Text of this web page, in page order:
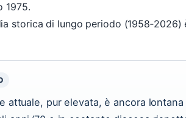
1975.
storica di lungo periodo (1958‑2026)
attuale, pur elevata, è ancora lontana